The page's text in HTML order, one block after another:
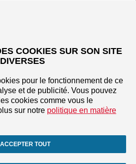
COOKIES SUR SON SITE
pour le fonctionnement de ce
et de publicité. Vous pouvez
cookies comme vous le
sur notre politique en matière
ACCEPTER TOUT